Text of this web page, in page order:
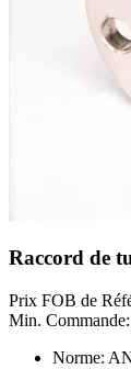
Raccord de
Prix FOB de
Min.
Norme: